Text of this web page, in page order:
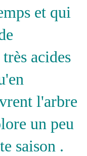
et qui
acides
l'arbre
un peu
saison .